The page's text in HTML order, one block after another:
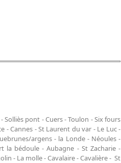
Solliès pont - Cuers - Toulon - Six fours
- Cannes - St Laurent du var - Le Luc -
argens - la Londe - Néoules -
la bédoule - Aubagne - St Zacharie -
- La molle - Cavalaire - Cavalière - St